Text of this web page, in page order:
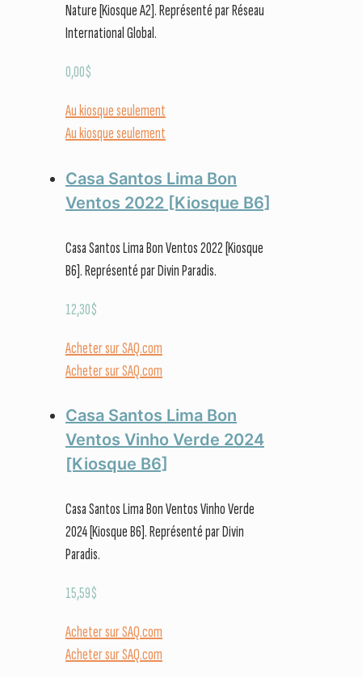
Nature [Kiosque A2]. Représenté par Réseau
International Global.
0,00$
Au kiosque seulement
Au kiosque seulement
Casa Santos Lima Bon
Ventos 2022 [Kiosque B6]
Casa Santos Lima Bon Ventos 2022 [Kiosque
B6]. Représenté par Divin Paradis.
12,30$
Acheter sur SAQ.com
Acheter sur SAQ.com
Casa Santos Lima Bon
Ventos Vinho Verde 2024
[Kiosque B6]
Casa Santos Lima Bon Ventos Vinho Verde
2024 [Kiosque B6]. Représenté par Divin
Paradis.
15,59$
Acheter sur SAQ.com
Acheter sur SAQ.com